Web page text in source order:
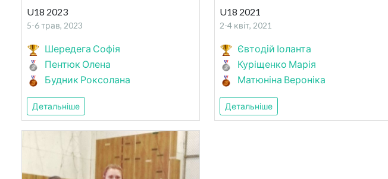
U18 2023
5-6 трав, 2023
Шередега Софія
Пентюк Олена
Будник Роксолана
Детальніше
U18 2021
2-4 квіт, 2021
Євтодій Іоланта
Куріщенко Марія
Матюніна Вероніка
Детальніше